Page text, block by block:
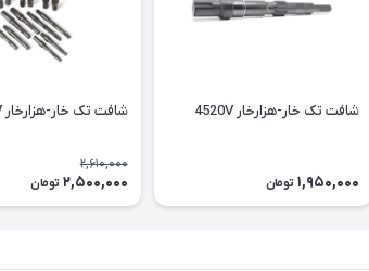
شافت تک خار-هزارخار 4520V
1,950,000 تومان
شافت تک خار-هزارخار 3525V
2,610,000
2,500,000 تومان